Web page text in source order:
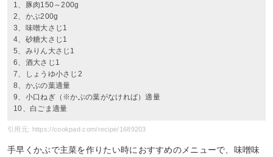
1、豚肉150～200g
2、かぶ200g
3、味噌大さじ1
4、砂糖大さじ1
5、みりん大さじ1
6、酒大さじ1
7、しょうゆ小さじ2
8、かぶの葉適量
9、小口ねぎ（※かぶの葉がなければ）適量
10、白ごま適量
引用元: https://cookpad.com/recipe/1689203
手早くかぶで主菜を作りたい時におすすめのメニューで、味噌味